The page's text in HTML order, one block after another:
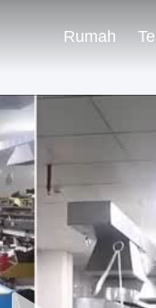
Rumah